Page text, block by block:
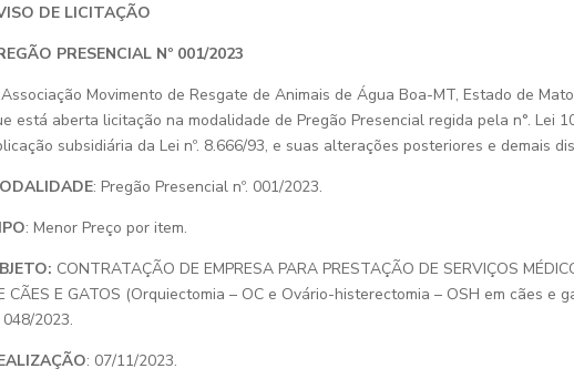
DE LICITAÇÃO
PRESENCIAL Nº 001/2023
Movimento de Resgate de Animais de Água Boa-MT, Estado de
está aberta licitação na modalidade de Pregão Presencial regida pela n°. Lei
subsidiária da Lei nº. 8.666/93, e suas alterações posteriores e demais
: Pregão Presencial nº. 001/2023.
: Menor Preço por item.
CONTRATAÇÃO DE EMPRESA PARA PRESTAÇÃO DE SERVIÇOS
CÃES E GATOS (Orquiectomia – OC e Ovário-histerectomia – OSH em cães e
048/2023.
: 07/11/2023.